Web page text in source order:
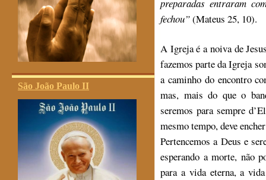
São João Paulo II
preparadas entraram
fechou”(Mateus 25, 10).
A Igreja é a noiva de
fazemos parte da Igreja
a caminho do encontro
mas, mais do que o
seremos para sempre
mesmo tempo, deve
Pertencemos a Deus e
esperando a morte, não
para a vida eterna, a